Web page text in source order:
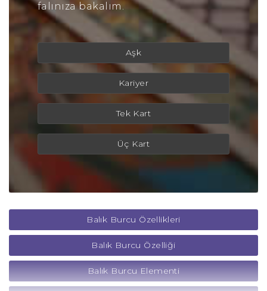
falınıza bakalım.
Aşk
Kariyer
Tek Kart
Üç Kart
Balık Burcu Özellikleri
Balık Burcu Özelliği
Balık Burcu Elementi